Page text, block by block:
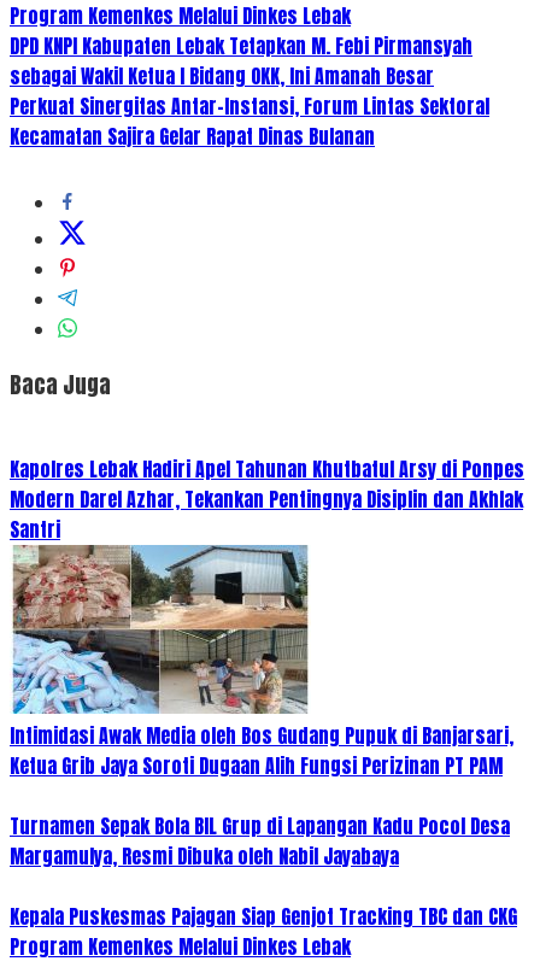
Program Kemenkes Melalui Dinkes Lebak
DPD KNPI Kabupaten Lebak Tetapkan M. Febi Pirmansyah
sebagai Wakil Ketua I Bidang OKK, Ini Amanah Besar
Perkuat Sinergitas Antar-Instansi, Forum Lintas Sektoral
Kecamatan Sajira Gelar Rapat Dinas Bulanan
Baca Juga
Kapolres Lebak Hadiri Apel Tahunan Khutbatul Arsy di Ponpes
Modern Darel Azhar, Tekankan Pentingnya Disiplin dan Akhlak
Santri
Intimidasi Awak Media oleh Bos Gudang Pupuk di Banjarsari,
Ketua Grib Jaya Soroti Dugaan Alih Fungsi Perizinan PT PAM
Turnamen Sepak Bola BIL Grup di Lapangan Kadu Pocol Desa
Margamulya, Resmi Dibuka oleh Nabil Jayabaya
Kepala Puskesmas Pajagan Siap Genjot Tracking TBC dan CKG
Program Kemenkes Melalui Dinkes Lebak